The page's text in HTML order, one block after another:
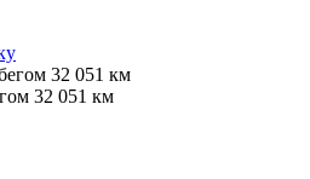
32 051 км
32 051 км